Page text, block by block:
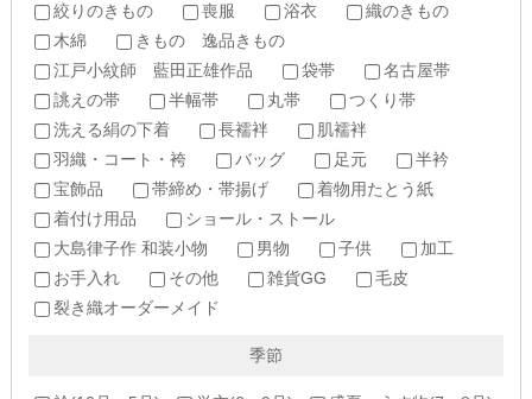
絞りのきもの
喪服 浴衣
織のきもの
木綿
きもの 逸品きもの
江戸小紋師 藍田正雄作品
袋帯
名古屋帯
誂えの帯
半幅帯 丸帯
つくり帯
洗える絹の下着
長襦袢
肌襦袢
羽織・コート・袴
バッグ 足元
半衿
宝飾品
帯締め・帯揚げ
着物用たとう紙
着付け用品
ショール・ストール
大島律子作 和装小物
男物 子供
加工
お手入れ
その他 雑貨GG
毛皮
裂き織オーダーメイド
季節